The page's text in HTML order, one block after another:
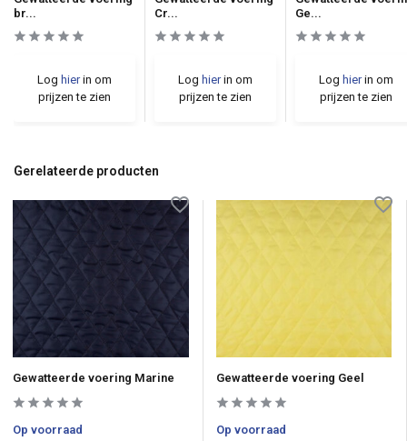
br...
Log hierin om
prijzen te zien
Cr...
Log hierin om
prijzen te zien
Ge...
Log hierin om
prijzen te zien
Gerelateerde producten
Gewatteerde voering Marine
Op voorraad
Gewatteerde voering Geel
Op voorraad